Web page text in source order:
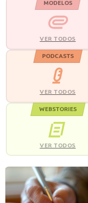
MODELOS
VER TODOS
PODCASTS
VER TODOS
WEBSTORIES
VER TODOS